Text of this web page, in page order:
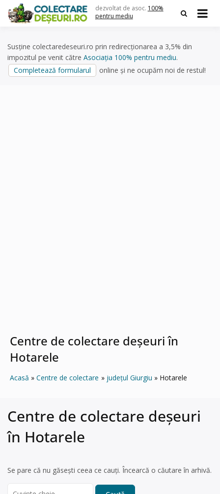
content
dezvoltat de asoc. 100%
pentru mediu
Susține colectaredeseuri.ro prin redirecționarea a 3,5% din
impozitul pe venit către Asociația 100% pentru mediu.
Completează formularul
online și ne ocupăm noi de restul!
Centre de colectare deșeuri în
Hotarele
Acasă Centre de colectare județul Giurgiu Hotarele
Centre de colectare deșeuri
în Hotarele
Se pare că nu găsești ceea ce cauți. Încearcă o căutare în arhivă.